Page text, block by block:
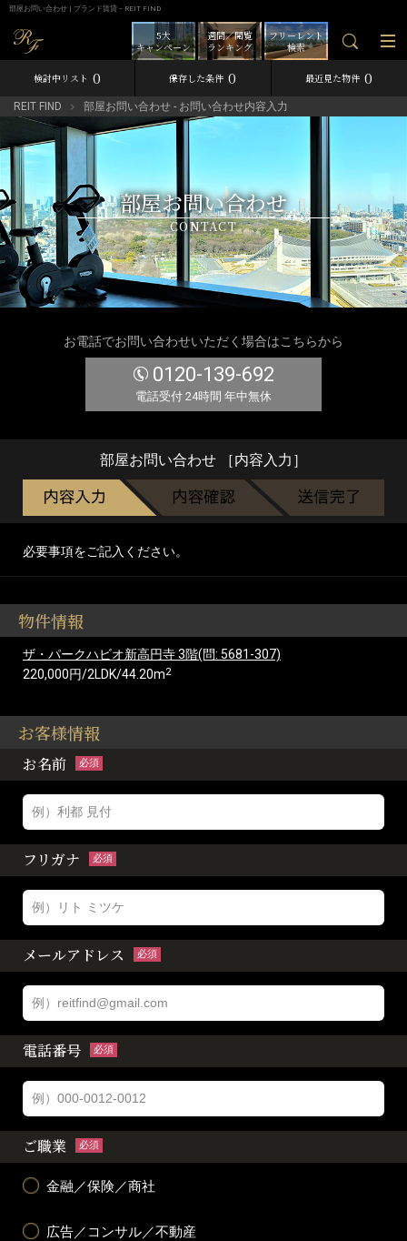
部屋お問い合わせ | ブランド賃貸－REIT FIND
フリーレント
検索
週間／閲覧
ランキング
5大
キャンペーン
検討中リスト 0 保存した条件 0 最近見た物件 0
REIT FIND 部屋お問い合わせ - お問い合わせ内容入力
部屋お問い合わせ
CONTACT
お電話でお問い合わせいただく場合はこちらから
0120-139-692
電話受付 24時間 年中無休
部屋お問い合わせ ［内容入力］
必要事項をご記入ください。
物件情報
ザ・パークハビオ新高円寺 3階(問: 5681-307)
220,000円/2LDK/44.20m2
お客様情報
お名前 必須
フリガナ 必須
メールアドレス 必須
電話番号 必須
ご職業 必須
金融／保険／商社
広告／コンサル／不動産